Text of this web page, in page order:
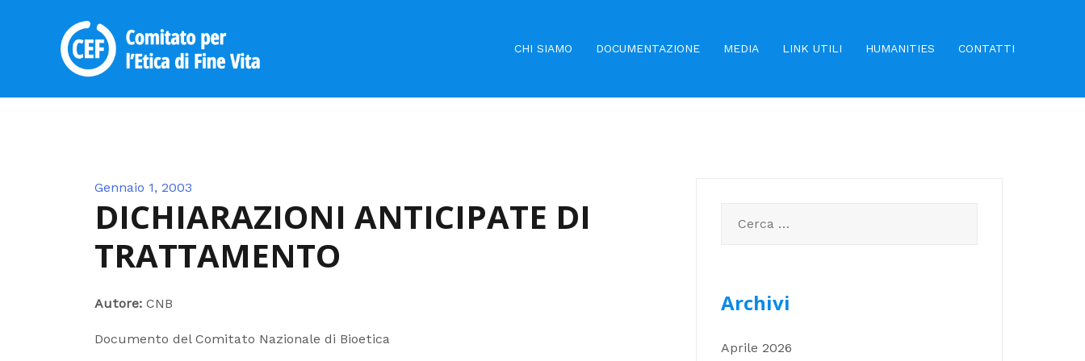
CHI SIAMO DOCUMENTAZIONE MEDIA LINK UTILI HUMANITIES CONTATTI
Gennaio 1, 2003
DICHIARAZIONI ANTICIPATE DI
TRATTAMENTO
Autore: CNB
Documento del Comitato Nazionale di Bioetica
per:
Archivi
Aprile 2026